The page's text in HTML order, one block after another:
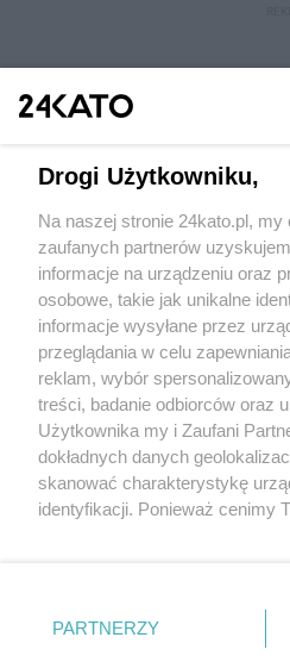
Wydawca mediów lokalnych
Nie zapomnij
zapoznać się z:
polityką prywatności
Twojemiasto
Piekary Śląskie
Chorzów
Tarnowskie Góry
Gliwice
Drogi Użytkowniku,
Na naszej stronie 24kato.pl, my
zaufanych partnerów
informacje na urządzeniu oraz
osobowe, takie jak unikalne
informacje wysyłane przez
przeglądania w celu
reklam, wybór
treści, badanie odbiorców oraz
Użytkownika my i Zaufani
dokładnych danych
skanować charakterystykę
identyfikacji. Ponieważ cenimy
prywatności znajdujący się w
. Niektóre rodzaje
PARTNERZY